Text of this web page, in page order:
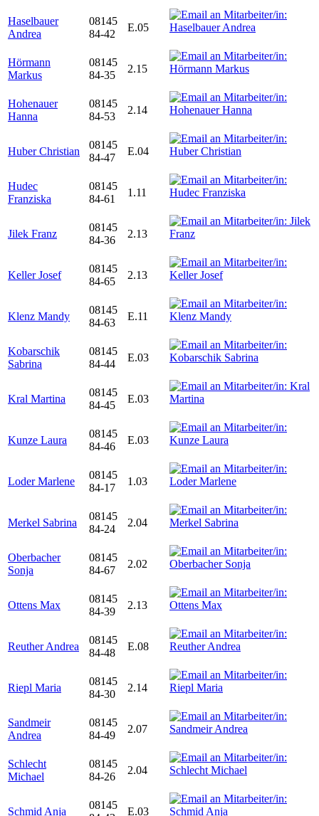
Haselbauer
Andrea
08145
84-42
E.05
Hörmann
Markus
08145
84-35
2.15
Hohenauer
Hanna
08145
84-53
2.14
Huber Christian
08145
84-47
E.04
Hudec
Franziska
08145
84-61
1.11
Jilek Franz
08145
84-36
2.13
Keller Josef
08145
84-65
2.13
Klenz Mandy
08145
84-63
E.11
Kobarschik
Sabrina
08145
84-44
E.03
Kral Martina
08145
84-45
E.03
Kunze Laura
08145
84-46
E.03
Loder Marlene
08145
84-17
1.03
Merkel Sabrina
08145
84-24
2.04
Oberbacher
Sonja
08145
84-67
2.02
Ottens Max
08145
84-39
2.13
Reuther Andrea
08145
84-48
E.08
Riepl Maria
08145
84-30
2.14
Sandmeir
Andrea
08145
84-49
2.07
Schlecht
Michael
08145
84-26
2.04
Schmid Anja
08145
E.03